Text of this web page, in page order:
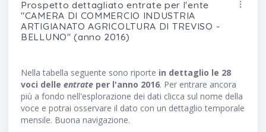
Prospetto dettagliato entrate per l'ente
"CAMERA DI COMMERCIO INDUSTRIA
ARTIGIANATO AGRICOLTURA DI TREVISO -
BELLUNO" (anno 2016)
Nella tabella seguente sono riporte in dettaglio le 28
voci delle entrate per l'anno 2016. Per entrare ancora
più a fondo nell'esplorazione dei dati clicca sul nome della
voce e potrai osservare il dato con un dettaglio temporale
mensile. Buona navigazione.